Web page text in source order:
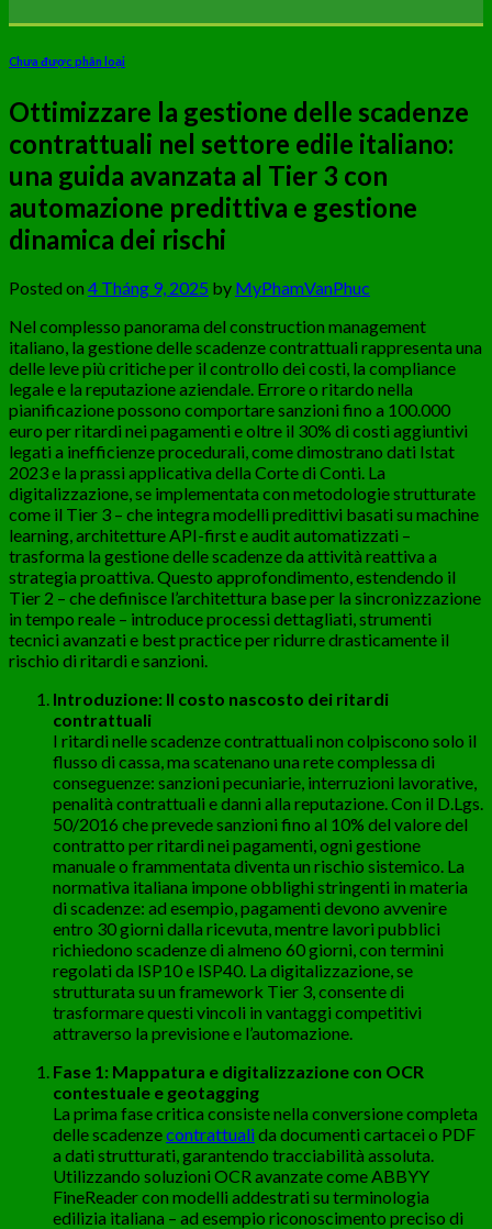
Chưa được phân loại
Ottimizzare la gestione delle scadenze
contrattuali nel settore edile italiano:
una guida avanzata al Tier 3 con
automazione predittiva e gestione
dinamica dei rischi
Posted on 4 Tháng 9, 2025 by MyPhamVanPhuc
Nel complesso panorama del construction management
italiano, la gestione delle scadenze contrattuali rappresenta una
delle leve più critiche per il controllo dei costi, la compliance
legale e la reputazione aziendale. Errore o ritardo nella
pianificazione possono comportare sanzioni fino a 100.000
euro per ritardi nei pagamenti e oltre il 30% di costi aggiuntivi
legati a inefficienze procedurali, come dimostrano dati Istat
2023 e la prassi applicativa della Corte di Conti. La
digitalizzazione, se implementata con metodologie strutturate
come il Tier 3 – che integra modelli predittivi basati su machine
learning, architetture API-first e audit automatizzati –
trasforma la gestione delle scadenze da attività reattiva a
strategia proattiva. Questo approfondimento, estendendo il
Tier 2 – che definisce l’architettura base per la sincronizzazione
in tempo reale – introduce processi dettagliati, strumenti
tecnici avanzati e best practice per ridurre drasticamente il
rischio di ritardi e sanzioni.
Introduzione: Il costo nascosto dei ritardi
contrattuali
I ritardi nelle scadenze contrattuali non colpiscono solo il
flusso di cassa, ma scatenano una rete complessa di
conseguenze: sanzioni pecuniarie, interruzioni lavorative,
penalità contrattuali e danni alla reputazione. Con il D.Lgs.
50/2016 che prevede sanzioni fino al 10% del valore del
contratto per ritardi nei pagamenti, ogni gestione
manuale o frammentata diventa un rischio sistemico. La
normativa italiana impone obblighi stringenti in materia
di scadenze: ad esempio, pagamenti devono avvenire
entro 30 giorni dalla ricevuta, mentre lavori pubblici
richiedono scadenze di almeno 60 giorni, con termini
regolati da ISP10 e ISP40. La digitalizzazione, se
strutturata su un framework Tier 3, consente di
trasformare questi vincoli in vantaggi competitivi
attraverso la previsione e l’automazione.
Fase 1: Mappatura e digitalizzazione con OCR
contestuale e geotagging
La prima fase critica consiste nella conversione completa
delle scadenzecontrattualida documenti cartacei o PDF
a dati strutturati, garantendo tracciabilità assoluta.
Utilizzando soluzioni OCR avanzate come ABBYY
FineReader con modelli addestrati su terminologia
edilizia italiana – ad esempio riconoscimento preciso di